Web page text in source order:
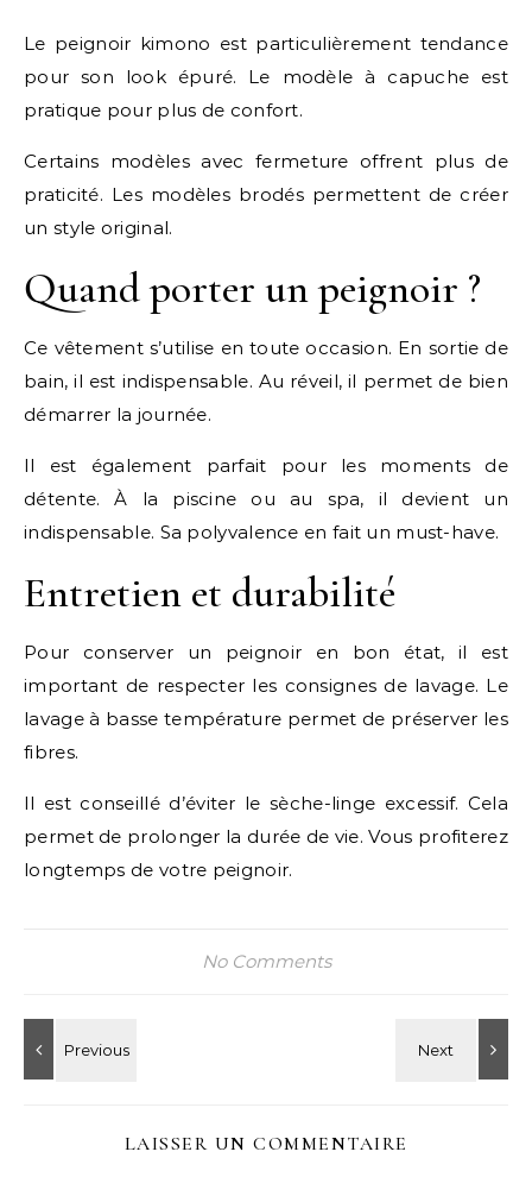
Le peignoir kimono est particulièrement tendance
pour son look épuré. Le modèle à capuche est
pratique pour plus de confort.
Certains modèles avec fermeture offrent plus de
praticité. Les modèles brodés permettent de créer
un style original.
Quand porter un peignoir ?
Ce vêtement s’utilise en toute occasion. En sortie de
bain, il est indispensable. Au réveil, il permet de bien
démarrer la journée.
Il est également parfait pour les moments de
détente. À la piscine ou au spa, il devient un
indispensable. Sa polyvalence en fait un must-have.
Entretien et durabilité
Pour conserver un peignoir en bon état, il est
important de respecter les consignes de lavage. Le
lavage à basse température permet de préserver les
fibres.
Il est conseillé d’éviter le sèche-linge excessif. Cela
permet de prolonger la durée de vie. Vous profiterez
longtemps de votre peignoir.
No Comments
LAISSER UN COMMENTAIRE